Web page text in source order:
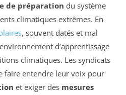
de préparation du système
climatiques extrêmes. En
, souvent datés et mal
d’apprentissage
climatiques. Les syndicats
faire entendre leur voix pour
et exiger des mesures